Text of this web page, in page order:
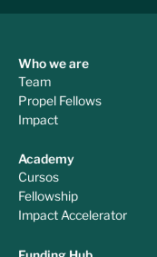
Who we are
Team
Propel Fellows
Impact
Academy
Cursos
Fellowship
Impact Accelerator